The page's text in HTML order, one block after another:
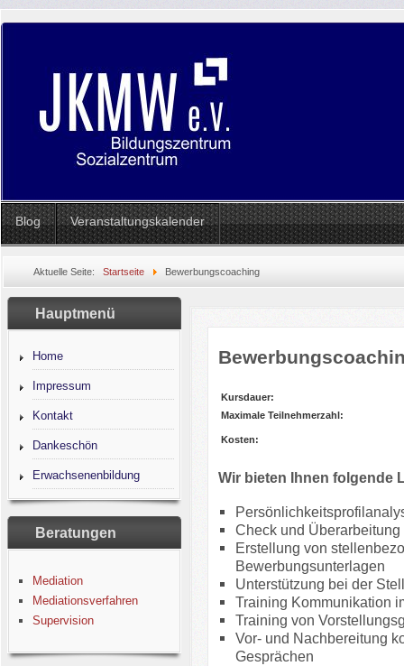
Blog Veranstaltungskalender
Aktuelle Seite: Startseite Bewerbungscoaching
Hauptmenü
Home
Impressum
Kontakt
Dankeschön
Erwachsenenbildung
Beratungen
Mediation
Mediationsverfahren
Supervision
Kursdauer:
Maximale Teilnehmerzahl:
Kosten:
Wir bieten Ihnen folgende
Check und
Erstellung von
Bewerbungsunterlagen
Unterstützung bei der
Training Kommunikation
Training von
Vor- und Nachbereitung
Gesprächen